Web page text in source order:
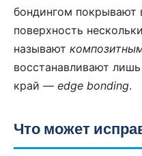
бондингом
поверхность
называют
восстанавливают
край — edge bonding.
Что может